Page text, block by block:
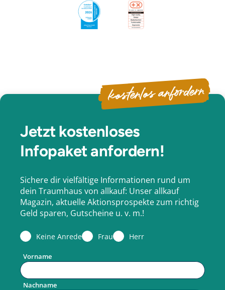
Jetzt kostenloses
Infopaket anfordern!
kostenlos anfordern
Sichere dir vielfältige Informationen rund um
dein Traumhaus von allkauf: Unser allkauf
Magazin, aktuelle Aktionsprospekte zum richtig
Geld sparen, Gutscheine u. v. m.!
Keine Anrede Frau Herr
Vorname
Nachname